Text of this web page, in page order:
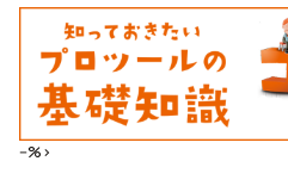
--%>